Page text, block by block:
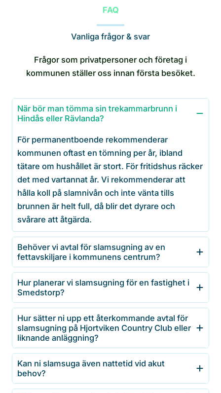
FAQ
Vanliga frågor & svar
Frågor som privatpersoner och företag i
kommunen ställer oss innan första besöket.
När bör man tömma sin trekammarbrunn i
Hindås eller Rävlanda?
För permanentboende rekommenderar
kommunen oftast en tömning per år, ibland
tätare om hushållet är stort. För fritidshus räcker
det med vartannat år. Vi rekommenderar att
hålla koll på slamnivån och inte vänta tills
brunnen är helt full, då blir det dyrare och
svårare att åtgärda.
Behöver vi avtal för slamsugning av en
fettavskiljare i kommunens centrum?
Hur planerar vi slamsugning för en fastighet i
Smedstorp?
Hur sätter ni upp ett återkommande avtal för
slamsugning på Hjortviken Country Club eller
liknande anläggning?
Kan ni slamsuga även nattetid vid akut
behov?